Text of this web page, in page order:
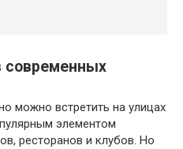
современных
можно встретить на улицах
элементом
ресторанов и клубов. Но